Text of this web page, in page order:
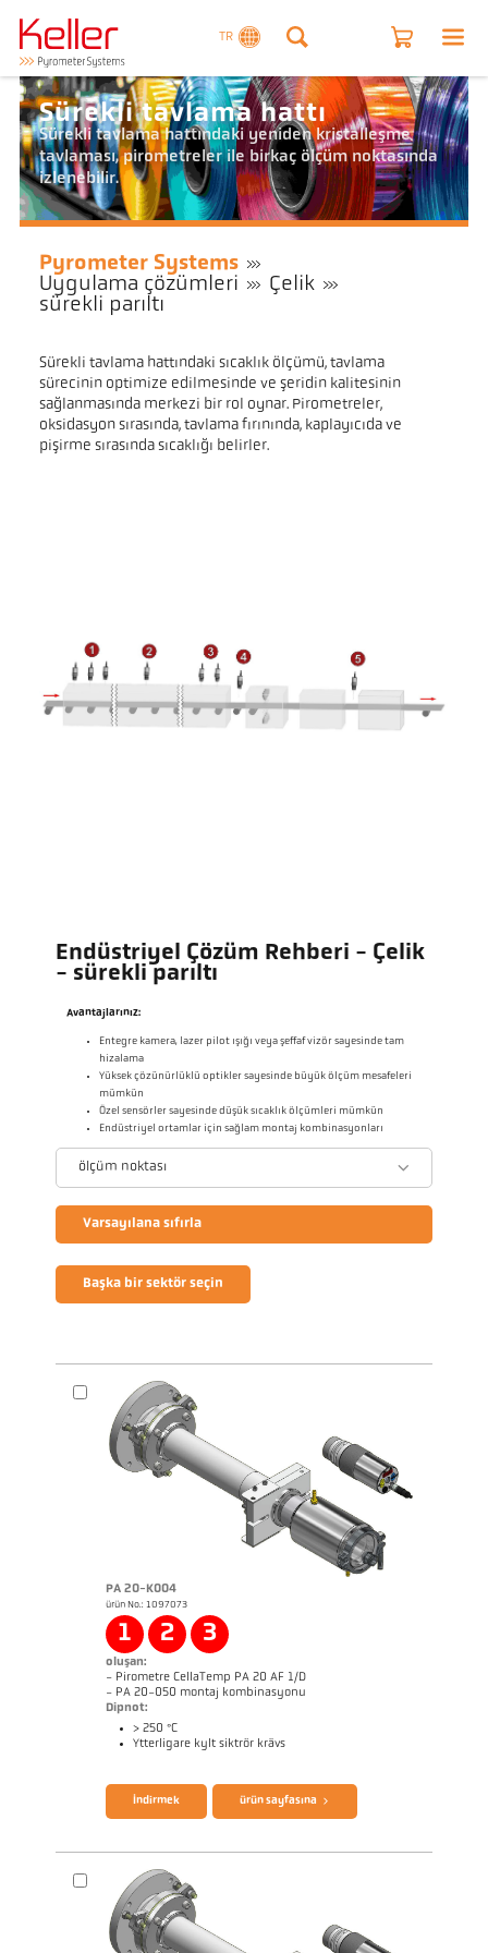
TR
Sürekli tavlama hattı
Sürekli tavlama hattındaki yeniden kristalleşme
tavlaması, pirometreler ile birkaç ölçüm noktasında
izlenebilir.
Pyrometer Systems
Uygulama çözümleri
Çelik
sürekli parıltı
Sürekli tavlama hattındaki sıcaklık ölçümü, tavlama
sürecinin optimize edilmesinde ve şeridin kalitesinin
sağlanmasında merkezi bir rol oynar. Pirometreler,
oksidasyon sırasında, tavlama fırınında, kaplayıcıda ve
pişirme sırasında sıcaklığı belirler.
Endüstriyel Çözüm Rehberi - Çelik
- sürekli parıltı
Avantajlarınız:
Entegre kamera, lazer pilot ışığı veya şeffaf vizör sayesinde tam
hizalama
Yüksek çözünürlüklü optikler sayesinde büyük ölçüm mesafeleri
mümkün
Özel sensörler sayesinde düşük sıcaklık ölçümleri mümkün
Endüstriyel ortamlar için sağlam montaj kombinasyonları
ölçüm noktası
Varsayılana sıfırla
Başka bir sektör seçin
PA 20-K004
ürün No.: 1097073
1 2 3
oluşan:
- Pirometre CellaTemp PA 20 AF 1/D
- PA 20-050 montaj kombinasyonu
Dipnot:
> 250 °C
Ytterligare kylt siktrör krävs
broşür CellaTemp PA
İndirmek ürün sayfasına